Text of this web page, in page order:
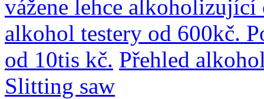
vážene lehce alkoholizující
alkohol testery od 600kč.
od 10tis kč. Přehled
Slitting saw